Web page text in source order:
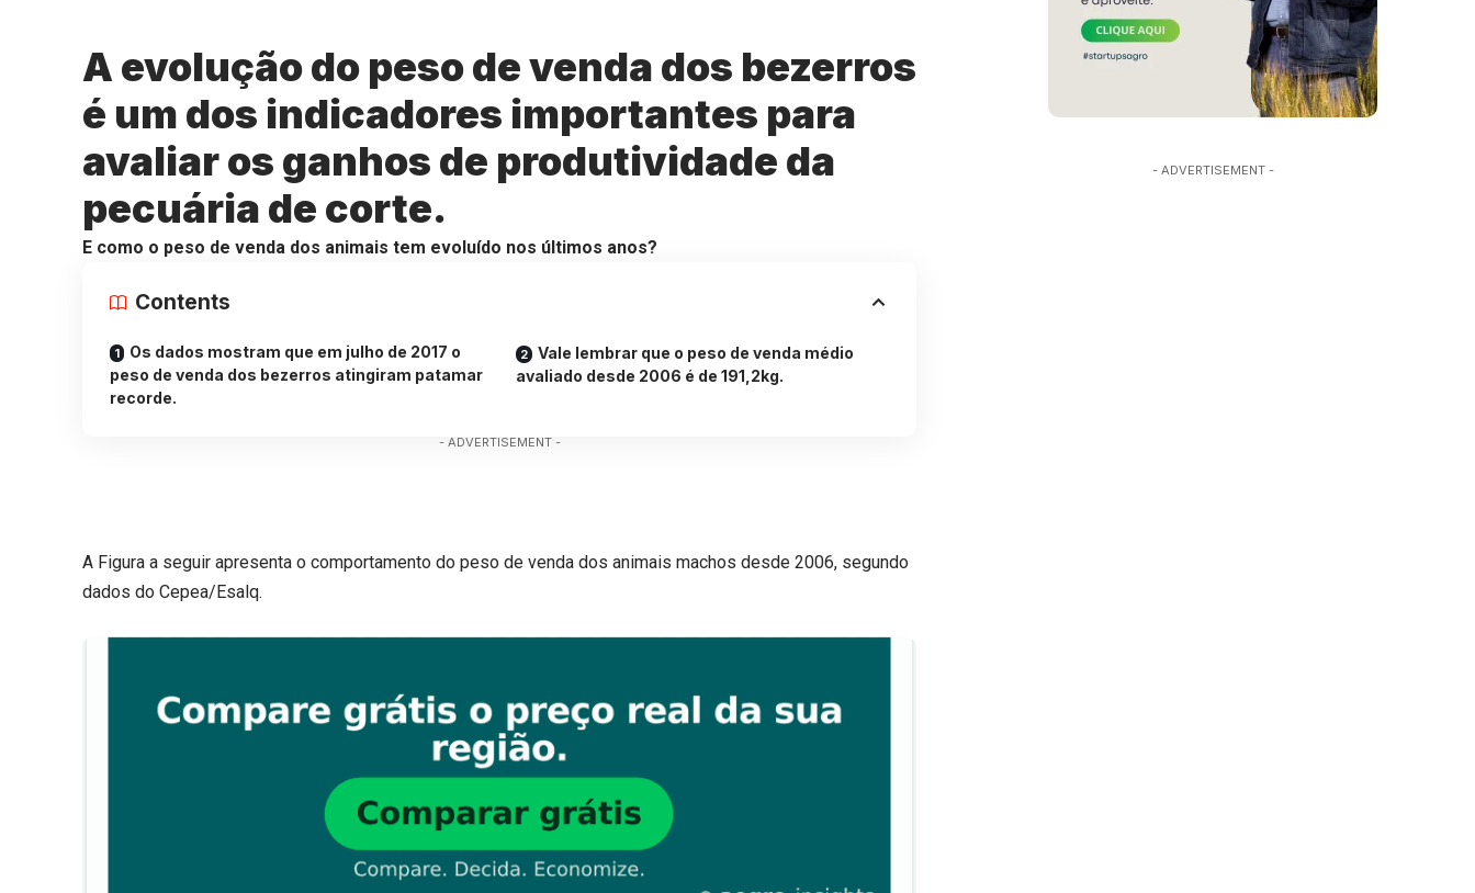
A evolução do peso de venda dos bezerros
é um dos indicadores importantes para
avaliar os ganhos de produtividade da
pecuária de corte.
E como o peso de venda dos animais tem evoluído nos últimos anos?
Contents
Os dados mostram que em julho de 2017 o
peso de venda dos bezerros atingiram patamar
recorde.
Vale lembrar que o peso de venda médio
avaliado desde 2006 é de 191,2kg.
- ADVERTISEMENT -
A Figura a seguir apresenta o comportamento do peso de venda dos animais machos desde 2006, segundo
dados do Cepea/Esalq.
- ADVERTISEMENT -